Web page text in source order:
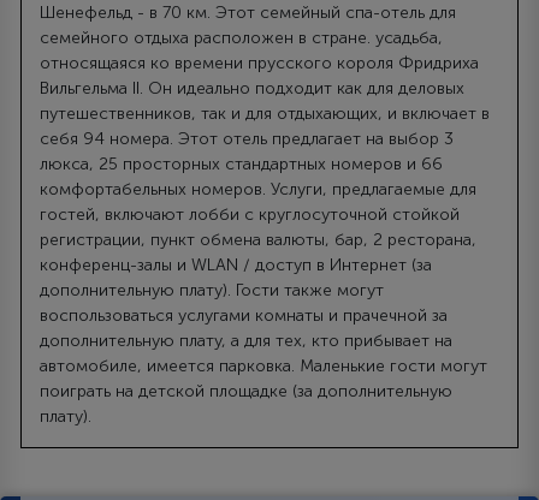
Шенефельд - в 70 км. Этот семейный спа-отель для
семейного отдыха расположен в стране. усадьба,
относящаяся ко времени прусского короля Фридриха
Вильгельма II. Он идеально подходит как для деловых
путешественников, так и для отдыхающих, и включает в
себя 94 номера. Этот отель предлагает на выбор 3
люкса, 25 просторных стандартных номеров и 66
комфортабельных номеров. Услуги, предлагаемые для
гостей, включают лобби с круглосуточной стойкой
регистрации, пункт обмена валюты, бар, 2 ресторана,
конференц-залы и WLAN / доступ в Интернет (за
дополнительную плату). Гости также могут
воспользоваться услугами комнаты и прачечной за
дополнительную плату, а для тех, кто прибывает на
автомобиле, имеется парковка. Маленькие гости могут
поиграть на детской площадке (за дополнительную
плату).